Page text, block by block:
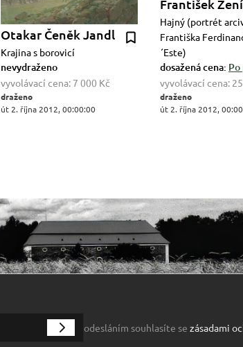
Otakar Čeněk Jandl
Krajina s borovicí
nevydraženo
vyvolávací cena: 7 000 Kč
draženo
út 2. října 2012, 00:00:00
František
Hajný (portrét
Františka
´Este)
dosažená cena:
vyvolávací cena:
draženo
út 2. října 2012,
odesláním souhlasíte se zásadami